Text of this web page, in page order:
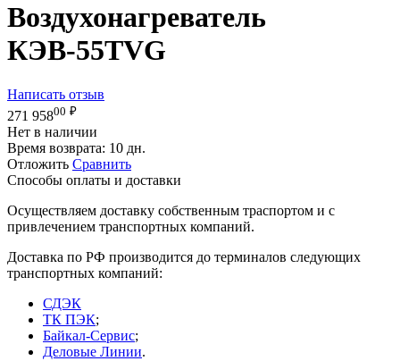
Воздухонагреватель
КЭВ-55TVG
Написать отзыв
271 95800 ₽
Нет в наличии
Время возврата: 10 дн.
Отложить Сравнить
Способы оплаты и доставки
Осуществляем доставку собственным траспортом и с
привлечением транспортных компаний.
Доставка по РФ производится до терминалов следующих
транспортных компаний:
СДЭК
ТК ПЭК;
Байкал-Сервис;
Деловые Линии.